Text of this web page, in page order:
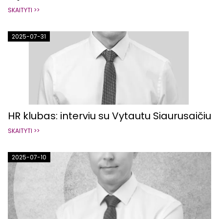
SKAITYTI >>
2025-07-31
HR klubas: interviu su Vytautu Siaurusaičiu
SKAITYTI >>
2025-07-10